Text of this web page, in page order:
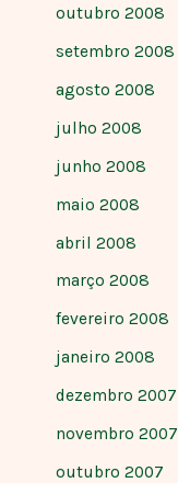
outubro 2008
setembro 2008
agosto 2008
julho 2008
junho 2008
maio 2008
abril 2008
março 2008
fevereiro 2008
janeiro 2008
dezembro 2007
novembro 2007
outubro 2007